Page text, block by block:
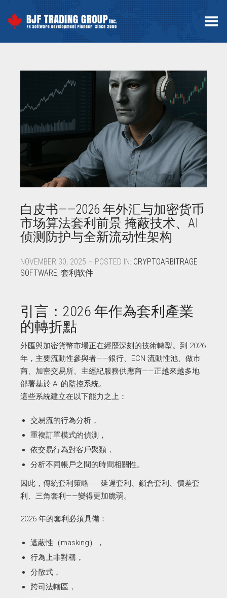
Toggle Menu
白皮书——2026 年外汇与加密货币
市场算法套利前景 掩蔽技术、AI
侦测防护与全新流动性架构
NOVEMBER 30, 2025 – POSTED IN: CRYPTOARBITRAGE
SOFTWARE, 套利软件
引言：2026 年作為套利產業
的轉折點
外匯與加密貨幣市場正在經歷深刻的技術轉型。到 2026
年，主要流動性參與者——銀行、ECN 流動性池、做市
商、加密交易所、主經紀服務供應商——正越來越多地
部署基於 AI 的監控系統。
這些系統建立在以下能力之上：
交易流的行為分析，
重複訂單模式的偵測，
依交易行為對客戶聚類，
分析不同帳戶之間的時間相關性。
因此，傳統套利策略——延遲套利、鎖倉套利、價差套
利、三角套利——變得更加脆弱。
2026 年的套利必須具備：
遮蔽性（masking），
行為上非對稱，
分散式，
跨司法轄區，